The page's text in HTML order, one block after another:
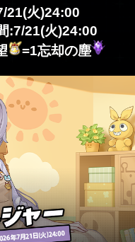
21(火)24:00
:7/21(火)24:00
=1忘却の塵